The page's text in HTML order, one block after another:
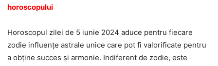
horoscopului
Horoscopul zilei de 5 iunie 2024 aduce pentru fiecare
zodie influențe astrale unice care pot fi valorificate pentru
a obține succes și armonie. Indiferent de zodie, este